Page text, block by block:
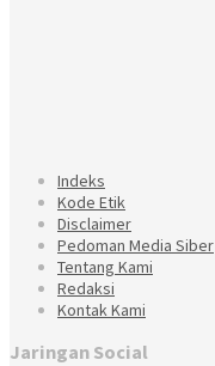
Indeks
Kode Etik
Disclaimer
Pedoman Media Siber
Tentang Kami
Redaksi
Kontak Kami
Jaringan Social